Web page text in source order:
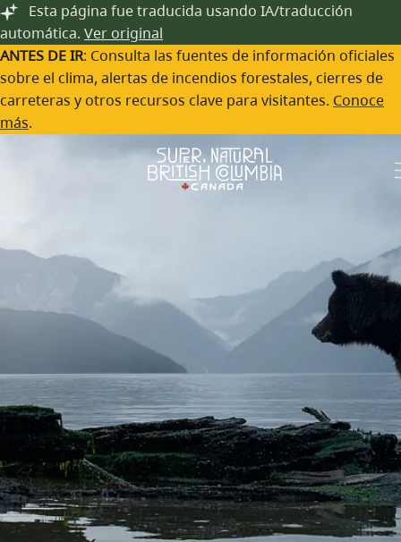
Saltar al contenido principal
Esta página fue traducida usando IA/traducción
automática. Ver original
ANTES DE IR: Consulta las fuentes de información oficiales
sobre el clima, alertas de incendios forestales, cierres de
carreteras y otros recursos clave para visitantes. Conoce
más.
Los 10 mejores lugares que visitar
en Columbia Británica
Por:Tiffany Lewis | 1 de febrero de 2023
Compartir: